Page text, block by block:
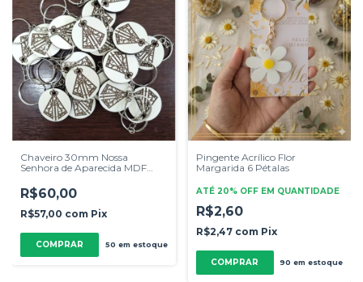
Chaveiro 30mm Nossa
Senhora de Aparecida MDF
R$60,00
R$57,00 com Pix
50 em estoque
Pingente Acrílico Flor
Margarida 6 Pétalas
ATÉ 20% OFF EM QUANTIDADE
R$2,60
R$2,47 com Pix
COMPRAR 90 em estoque